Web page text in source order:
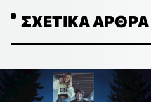
ΣΧΕΤΙΚΆ ΆΡΘΡΑ